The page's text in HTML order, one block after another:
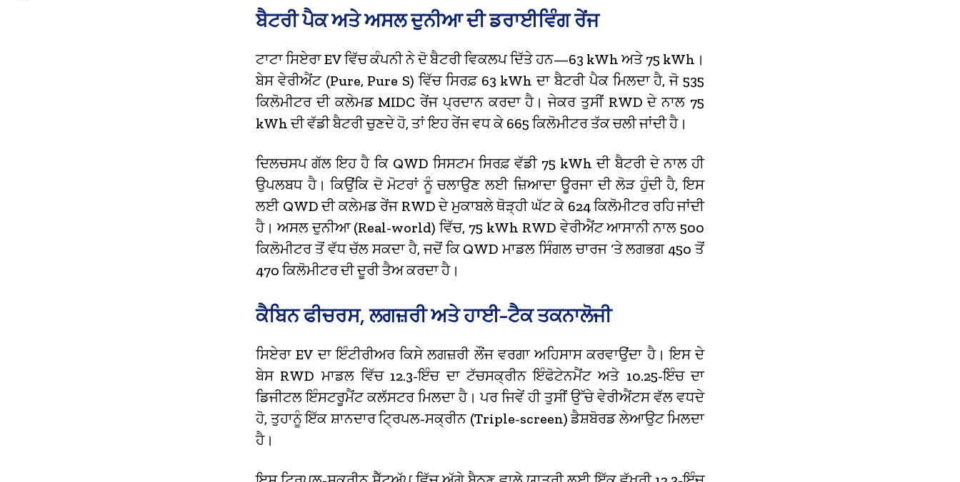
ਬੈਟਰੀ ਪੈਕ ਅਤੇ ਅਸਲ ਦੁਨੀਆ ਦੀ ਡਰਾਈਵਿੰਗ ਰੇਂਜ
ਟਾਟਾ ਸਿਏਰਾ EV ਵਿੱਚ ਕੰਪਨੀ ਨੇ ਦੋ ਬੈਟਰੀ ਵਿਕਲਪ ਦਿੱਤੇ ਹਨ—63 kWh ਅਤੇ 75 kWh।
ਬੇਸ ਵੇਰੀਐਂਟ (Pure, Pure S) ਵਿੱਚ ਸਿਰਫ਼ 63 kWh ਦਾ ਬੈਟਰੀ ਪੈਕ ਮਿਲਦਾ ਹੈ, ਜੋ 535
ਕਿਲੋਮੀਟਰ ਦੀ ਕਲੇਮਡ MIDC ਰੇਂਜ ਪ੍ਰਦਾਨ ਕਰਦਾ ਹੈ। ਜੇਕਰ ਤੁਸੀਂ RWD ਦੇ ਨਾਲ 75
kWh ਦੀ ਵੱਡੀ ਬੈਟਰੀ ਚੁਣਦੇ ਹੋ, ਤਾਂ ਇਹ ਰੇਂਜ ਵਧ ਕੇ 665 ਕਿਲੋਮੀਟਰ ਤੱਕ ਚਲੀ ਜਾਂਦੀ ਹੈ।
ਦਿਲਚਸਪ ਗੱਲ ਇਹ ਹੈ ਕਿ QWD ਸਿਸਟਮ ਸਿਰਫ਼ ਵੱਡੀ 75 kWh ਦੀ ਬੈਟਰੀ ਦੇ ਨਾਲ ਹੀ
ਉਪਲਬਧ ਹੈ। ਕਿਉਂਕਿ ਦੋ ਮੋਟਰਾਂ ਨੂੰ ਚਲਾਉਣ ਲਈ ਜ਼ਿਆਦਾ ਊਰਜਾ ਦੀ ਲੋੜ ਹੁੰਦੀ ਹੈ, ਇਸ
ਲਈ QWD ਦੀ ਕਲੇਮਡ ਰੇਂਜ RWD ਦੇ ਮੁਕਾਬਲੇ ਥੋੜ੍ਹੀ ਘੱਟ ਕੇ 624 ਕਿਲੋਮੀਟਰ ਰਹਿ ਜਾਂਦੀ
ਹੈ। ਅਸਲ ਦੁਨੀਆ (Real-world) ਵਿੱਚ, 75 kWh RWD ਵੇਰੀਐਂਟ ਆਸਾਨੀ ਨਾਲ 500
ਕਿਲੋਮੀਟਰ ਤੋਂ ਵੱਧ ਚੱਲ ਸਕਦਾ ਹੈ, ਜਦੋਂ ਕਿ QWD ਮਾਡਲ ਸਿੰਗਲ ਚਾਰਜ ‘ਤੇ ਲਗਭਗ 450 ਤੋਂ
470 ਕਿਲੋਮੀਟਰ ਦੀ ਦੂਰੀ ਤੈਅ ਕਰਦਾ ਹੈ।
ਕੈਬਿਨ ਫੀਚਰਸ, ਲਗਜ਼ਰੀ ਅਤੇ ਹਾਈ-ਟੈਕ ਤਕਨਾਲੋਜੀ
ਸਿਏਰਾ EV ਦਾ ਇੰਟੀਰੀਅਰ ਕਿਸੇ ਲਗਜ਼ਰੀ ਲੌਂਜ ਵਰਗਾ ਅਹਿਸਾਸ ਕਰਵਾਉਂਦਾ ਹੈ।ਇਸ ਦੇ
ਬੇਸ RWD ਮਾਡਲ ਵਿੱਚ 12.3-ਇੰਚ ਦਾ ਟੱਚਸਕ੍ਰੀਨ ਇੰਫੋਟੇਨਮੈਂਟ ਅਤੇ 10.25-ਇੰਚ ਦਾ
ਡਿਜੀਟਲ ਇੰਸਟਰੂਮੈਂਟ ਕਲੱਸਟਰ ਮਿਲਦਾ ਹੈ। ਪਰ ਜਿਵੇਂ ਹੀ ਤੁਸੀਂ ਉੱਚੇ ਵੇਰੀਐਂਟਸ ਵੱਲ ਵਧਦੇ
ਹੋ, ਤੁਹਾਨੂੰ ਇੱਕ ਸ਼ਾਨਦਾਰ ਟ੍ਰਿਪਲ-ਸਕ੍ਰੀਨ (Triple-screen) ਡੈਸ਼ਬੋਰਡ ਲੇਆਉਟ ਮਿਲਦਾ
ਹੈ।